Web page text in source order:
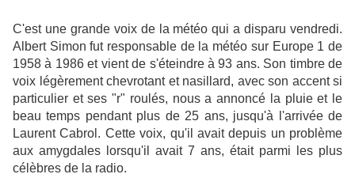
C'est une grande voix de la météo qui a disparu vendredi.
Albert Simon fut responsable de la météo sur Europe 1 de
1958 à 1986 et vient de s'éteindre à 93 ans. Son timbre de
voix légèrement chevrotant et nasillard, avec son accent si
particulier et ses "r" roulés, nous a annoncé la pluie et le
beau temps pendant plus de 25 ans, jusqu'à l'arrivée de
Laurent Cabrol. Cette voix, qu'il avait depuis un problème
aux amygdales lorsqu'il avait 7 ans, était parmi les plus
célèbres de la radio.